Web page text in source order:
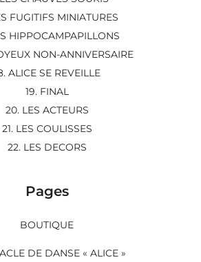
FUGITIFS MINIATURES
HIPPOCAMPAPILLONS
NON-ANNIVERSAIRE
ALICE SE REVEILLE
19. FINAL
20. LES ACTEURS
21. LES COULISSES
22. LES DECORS
Pages
BOUTIQUE
DE DANSE « ALICE »